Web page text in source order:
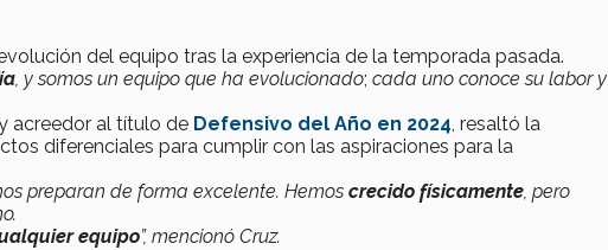
del equipo tras la experiencia de la temporada pasada.
, y somos un equipo que ha evolucionado; cada uno conoce su labor y
acreedor al título de Defensivo del Año en 2024, resaltó la
diferenciales para cumplir con las aspiraciones para la
preparan de forma excelente. Hemos crecido físicamente, pero
equipo”, mencionó Cruz.